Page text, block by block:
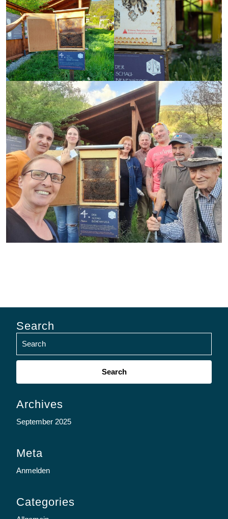
Search
Search
Archives
September 2025
Meta
Anmelden
Categories